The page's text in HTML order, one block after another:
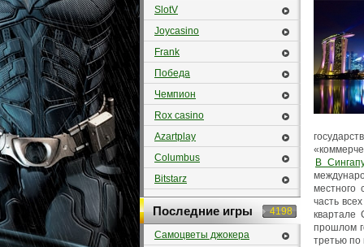
В
местного
часть
квартале
прошлом
третью по
SlotV
Joycasino
Frank
Победа
Чемпион
Rox casino
Azartplay
Columbus
Bitstarz
Последние игры 4198
Самоцветы джокера